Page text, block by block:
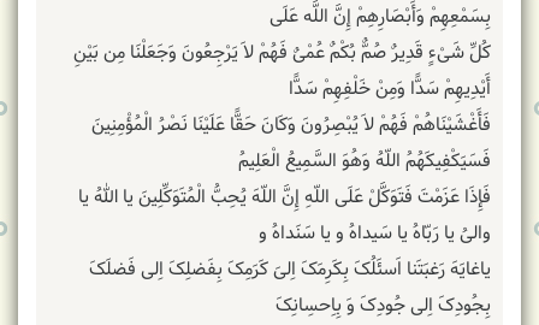
بِسَمْعِهِمْ وَأَبْصَارِهِمْ إِنَّ اللَّه عَلَى
کُلِّ شَیْءٍ قَدِیرٌ صُمٌّ بُکْمٌ عُمْیٌ فَهُمْ لاَ یَرْجِعُونَ وَجَعَلْنَا مِن بَیْنِ
أَیْدِیهِمْ سَدًّا وَمِنْ خَلْفِهِمْ سَدًّا
فَأَغْشَیْنَاهُمْ فَهُمْ لاَ یُبْصِرُونَ وَکَانَ حَقًّا عَلَیْنَا نَصْرُ الْمُؤْمِنِینَ
فَسَیَکْفِیکَهُمُ اللّهُ وَهُوَ السَّمِیعُ الْعَلِیمُ
فَإِذَا عَزَمْتَ فَتَوَکَّلْ عَلَى اللّهِ إِنَّ اللّهَ یُحِبُّ الْمُتَوَکِّلِینَ یا اللهُ یا
والیُ یا رَبّاهُ یا سَیداهُ و یا سَنَداهُ و
یاغایَهَ رَغبَتَنا اَسئَلُکَ بِکَرِمَکَ اِلیَ کَرَمِکَ بِفَضلِکَ اِلی فَضلَکَ
بِجُودِکَ اِلی جُودِکَ وَ بِاِحسِانِکَ